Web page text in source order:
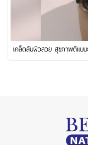
เคล็ดลับผิวสวย สุขภาพดีแบ